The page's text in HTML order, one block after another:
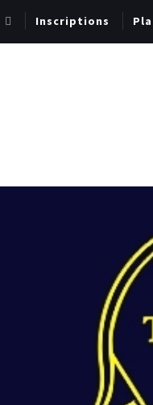
Inscriptions